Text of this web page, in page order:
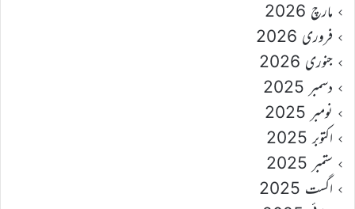
مارچ 2026
فروری 2026
جنوری 2026
دسمبر 2025
نومبر 2025
اکتوبر 2025
ستمبر 2025
اگست 2025